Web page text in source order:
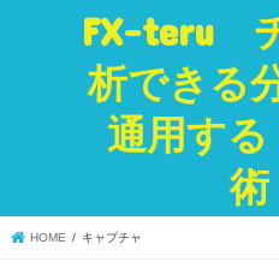
FX-teru
析できる
通用す
術
HOME キャプチャ